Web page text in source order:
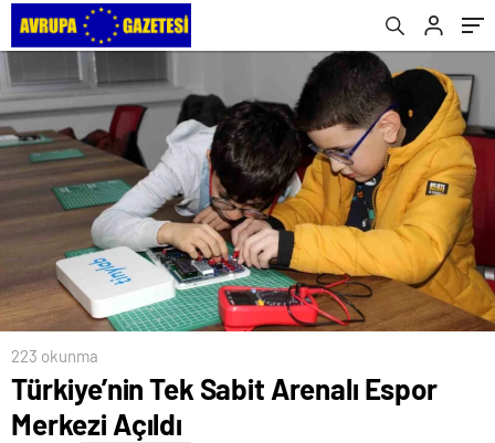
223 okunma
Türkiye’nin Tek Sabit Arenalı Espor
Merkezi Açıldı